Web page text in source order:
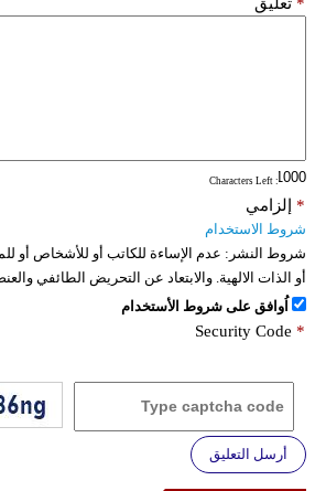
: Characters Left
إلزامي *
شروط الاستخدام
شروط النشر: عدم الإساءة للكاتب أو للأشخاص أو
أو الذات الالهية. والابتعاد عن التحريض الطائفي
اُوافق على شروط الأستخدام
Security Code *
أرسل التعليق